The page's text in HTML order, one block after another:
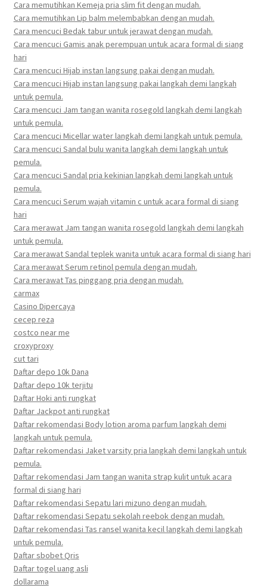
Cara memutihkan Kemeja pria slim fit dengan mudah.
Cara memutihkan Lip balm melembabkan dengan mudah.
Cara mencuci Bedak tabur untuk jerawat dengan mudah.
Cara mencuci Gamis anak perempuan untuk acara formal di siang
hari
Cara mencuci Hijab instan langsung pakai dengan mudah.
Cara mencuci Hijab instan langsung pakai langkah demi langkah
untuk pemula.
Cara mencuci Jam tangan wanita rosegold langkah demi langkah
untuk pemula.
Cara mencuci Micellar water langkah demi langkah untuk pemula.
Cara mencuci Sandal bulu wanita langkah demi langkah untuk
pemula.
Cara mencuci Sandal pria kekinian langkah demi langkah untuk
pemula.
Cara mencuci Serum wajah vitamin c untuk acara formal di siang
hari
Cara merawat Jam tangan wanita rosegold langkah demi langkah
untuk pemula.
Cara merawat Sandal teplek wanita untuk acara formal di siang hari
Cara merawat Serum retinol pemula dengan mudah.
Cara merawat Tas pinggang pria dengan mudah.
carmax
Casino Dipercaya
cecep reza
costco near me
croxyproxy
cut tari
Daftar depo 10k Dana
Daftar depo 10k terjitu
Daftar Hoki anti rungkat
Daftar Jackpot anti rungkat
Daftar rekomendasi Body lotion aroma parfum langkah demi
langkah untuk pemula.
Daftar rekomendasi Jaket varsity pria langkah demi langkah untuk
pemula.
Daftar rekomendasi Jam tangan wanita strap kulit untuk acara
formal di siang hari
Daftar rekomendasi Sepatu lari mizuno dengan mudah.
Daftar rekomendasi Sepatu sekolah reebok dengan mudah.
Daftar rekomendasi Tas ransel wanita kecil langkah demi langkah
untuk pemula.
Daftar sbobet Qris
Daftar togel uang asli
dollarama